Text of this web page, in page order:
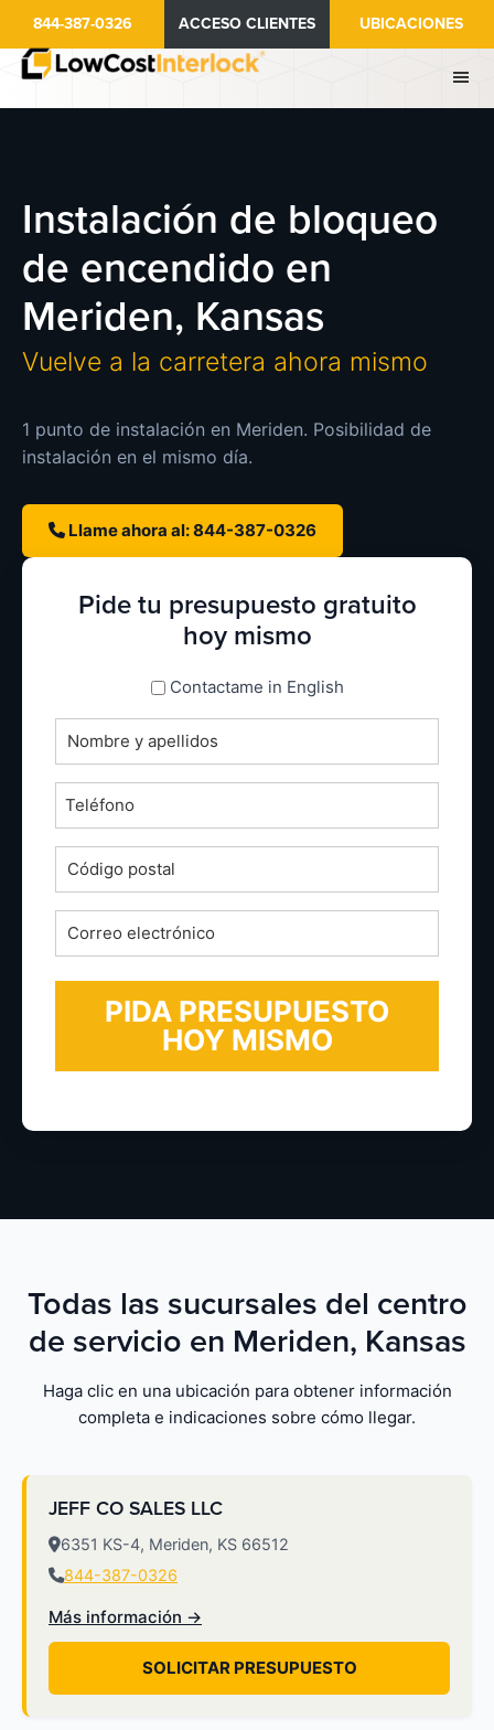
contenido
844-387-0326 ACCESO CLIENTES UBICACIONES
Instalación de bloqueo
de encendido en
Meriden, Kansas
Vuelve a la carretera ahora mismo
1 punto de instalación en Meriden. Posibilidad de
instalación en el mismo día.
Llame ahora al: 844-387-0326
Pide tu presupuesto gratuito
hoy mismo
espanol_espanolContactame in English
Nombre
completo
*Teléfono
Código
postal
*Correo
electrónico
*
Todas las sucursales del centro
de servicio en Meriden, Kansas
Haga clic en una ubicación para obtener información
completa e indicaciones sobre cómo llegar.
JEFF CO SALES LLC
6351 KS-4, Meriden, KS 66512
844-387-0326
Más información →
SOLICITAR PRESUPUESTO